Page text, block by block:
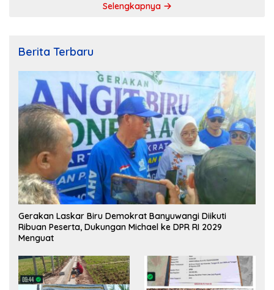
Selengkapnya
Berita Terbaru
Gerakan Laskar Biru Demokrat Banyuwangi Diikuti
Ribuan Peserta, Dukungan Michael ke DPR RI 2029
Menguat